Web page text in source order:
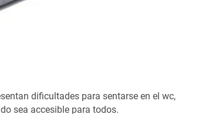
dificultades para sentarse en el wc,
sea accesible para todos.